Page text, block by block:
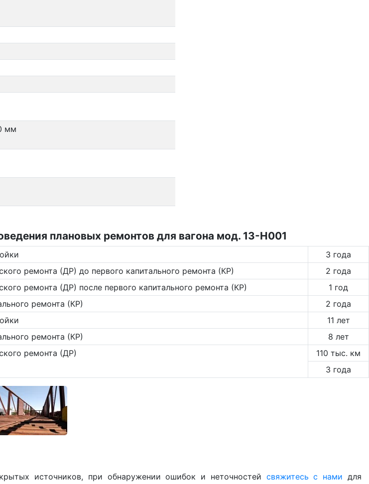
мм
плановых ремонтов для вагона мод. 13-Н001
3 года
ремонта (ДР) до первого капитального ремонта (КР)
2 года
ремонта (ДР) после первого капитального ремонта (КР)
1 год
ремонта (КР)
2 года
11 лет
ремонта (КР)
8 лет
ремонта (ДР)
110 тыс. км
3 года
источников, при обнаружении ошибок и неточностей свяжитесь с нами для